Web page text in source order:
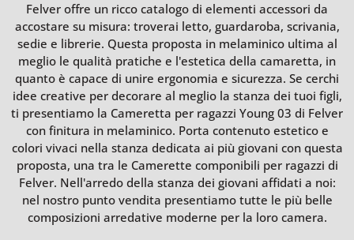
Felver offre un ricco catalogo di elementi accessori da
accostare su misura: troverai letto, guardaroba, scrivania,
sedie e librerie. Questa proposta in melaminico ultima al
meglio le qualità pratiche e l'estetica della camaretta, in
quanto è capace di unire ergonomia e sicurezza. Se cerchi
idee creative per decorare al meglio la stanza dei tuoi figli,
ti presentiamo la Cameretta per ragazzi Young 03 di Felver
con finitura in melaminico. Porta contenuto estetico e
colori vivaci nella stanza dedicata ai più giovani con questa
proposta, una tra le Camerette componibili per ragazzi di
Felver. Nell'arredo della stanza dei giovani affidati a noi:
nel nostro punto vendita presentiamo tutte le più belle
composizioni arredative moderne per la loro camera.